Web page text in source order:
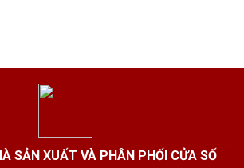
SẢN XUẤT VÀ PHÂN PHỐI CỬA SỐ